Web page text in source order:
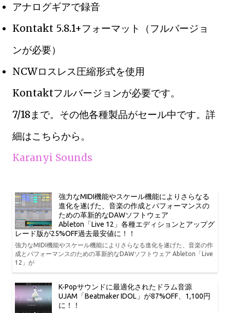
アナログギアで録音
Kontakt 5.8.1+フォーマット（フルバージョ
ンが必要）
NCWロスレス圧縮形式を使用
Kontaktフルバージョンが必要です。
7/18まで。その他各種製品がセール中です。詳
細はこちらから。
Karanyi Sounds
強力なMIDI機能やスケール機能によりさらなる
進化を遂げた、音楽の作成とパフォーマンスの
ための革新的なDAWソフトウェア
Ableton「Live 12」各種エディションとアップグ
レード版が25%OFF過去最安値に！！
強力なMIDI機能やスケール機能によりさらなる進化を遂げた、音楽の作
成とパフォーマンスのための革新的なDAWソフトウェア Ableton「Live
12」が
K-Popサウンドに最適化されたドラム音源
UJAM「Beatmaker IDOL」が87%OFF、1,100円
に！！